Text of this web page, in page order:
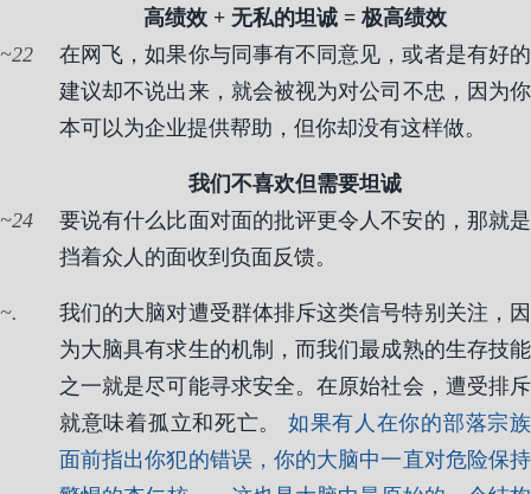
高绩效 + 无私的坦诚 = 极高绩效
22
在网飞，如果你与同事有不同意见，或者是有好的
建议却不说出来，就会被视为对公司不忠，因为你
本可以为企业提供帮助，但你却没有这样做。
我们不喜欢但需要坦诚
24
要说有什么比面对面的批评更令人不安的，那就是
挡着众人的面收到负面反馈。
.
我们的大脑对遭受群体排斥这类信号特别关注，因
为大脑具有求生的机制，而我们最成熟的生存技能
之一就是尽可能寻求安全。在原始社会，遭受排斥
就意味着孤立和死亡。 如果有人在你的部落宗族
面前指出你犯的错误，你的大脑中一直对危险保持